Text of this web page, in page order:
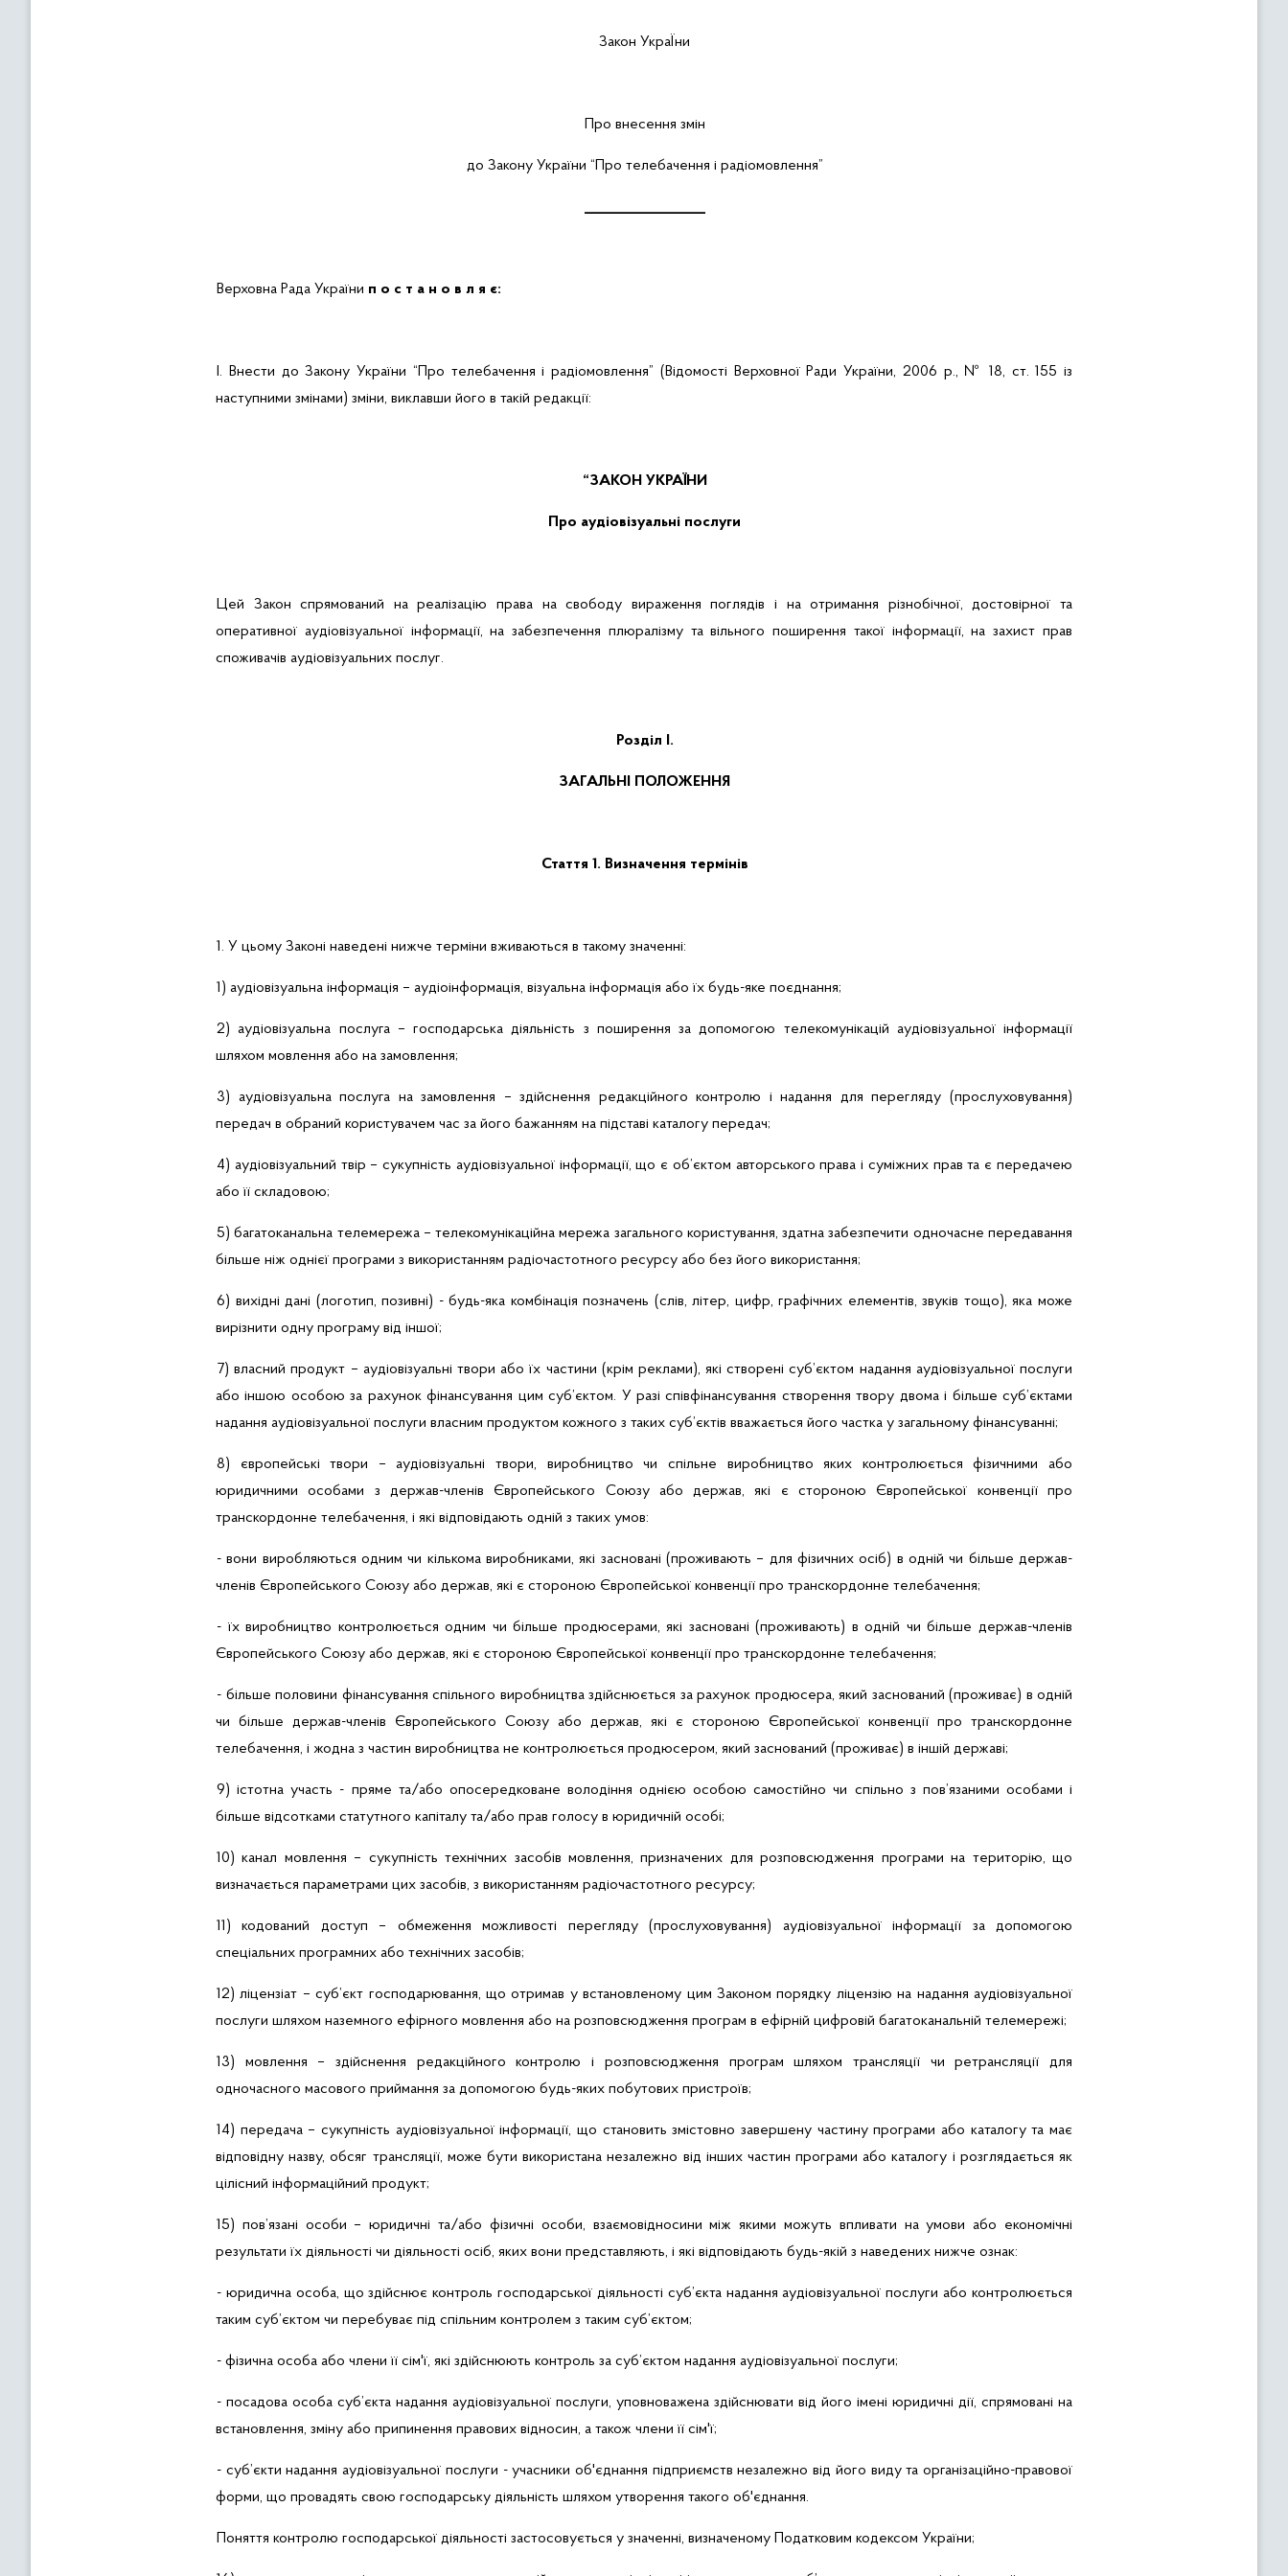
Закон УкраЇни
Про внесення змін
до Закону України “Про телебачення і радіомовлення”
Верховна Рада України п о с т а н о в л я є:
I. Внести до Закону України “Про телебачення і радіомовлення” ( Відомості Верховної Ради України, 2006 р., № 18, ст. 155 із
наступними змінами) зміни, виклавши його в такій редакції:
“ЗАКОН УКРАЇНИ
Про аудіовізуальні послуги
Цей Закон спрямований на реалізацію права на свободу вираження поглядів і на отримання різнобічної, достовірної та
оперативної аудіовізуальної інформації, на забезпечення плюралізму та вільного поширення такої інформації, на захист прав
споживачів аудіовізуальних послуг.
Розділ I.
ЗАГАЛЬНІ ПОЛОЖЕННЯ
Стаття 1. Визначення термінів
1. У цьому Законі наведені нижче терміни вживаються в такому значенні:
1) аудіовізуальна інформація – аудіоінформація, візуальна інформація або їх будь-яке поєднання;
2) аудіовізуальна послуга – господарська діяльність з поширення за допомогою телекомунікацій аудіовізуальної інформації
шляхом мовлення або на замовлення;
3) аудіовізуальна послуга на замовлення – здійснення редакційного контролю і надання для перегляду (прослуховування)
передач в обраний користувачем час за його бажанням на підставі каталогу передач;
4) аудіовізуальний твір – сукупність аудіовізуальної інформації, що є об’єктом авторського права і суміжних прав та є передачею
або її складовою;
5) багатоканальна телемережа –телекомунікаційна мережа загального користування, здатна забезпечити одночасне передавання
більше ніж однієї програми з використанням радіочастотного ресурсу або без його використання;
6) вихідні дані (логотип, позивні) - будь-яка комбінація позначень (слів, літер, цифр, графічних елементів, звуків тощо), яка може
вирізнити одну програму від іншої;
7) власний продукт – аудіовізуальні твори або їх частини (крім реклами), які створені суб’єктом надання аудіовізуальної послуги
або іншою особою за рахунок фінансування цим суб’єктом. У разіспівфінансування створення твору двома і більше суб’єктами
надання аудіовізуальної послуги власним продуктом кожного з таких суб’єктів вважається його частка у загальному фінансуванні;
8) європейські твори – аудіовізуальні твори, виробництво чи спільне виробництво яких контролюється фізичними або
юридичними особами з держав-членів Європейського Союзу або держав, які є стороною Європейської конвенції про
транскордонне телебачення, і які відповідають одній з таких умов:
- вони виробляються одним чи кількома виробниками, які засновані (проживають – для фізичних осіб) в одній чи більше держав-
членів Європейського Союзу або держав, які є стороною Європейської конвенції про транскордонне телебачення;
- їх виробництво контролюється одним чи більше продюсерами, які засновані (проживають) в одній чи більше держав-членів
Європейського Союзу або держав, які є стороною Європейської конвенції про транскордонне телебачення;
- більше половини фінансування спільного виробництва здійснюється за рахунок продюсера, який заснований (проживає) в одній
чи більше держав-членів Європейського Союзу або держав, які є стороною Європейської конвенції про транскордонне
телебачення, і жодна з частин виробництва не контролюється продюсером, який заснований (проживає) в іншій державі;
9) істотна участь - пряме та/або опосередковане володіння однією особою самостійно чи спільно з пов’язаними особами і
більше відсотками статутного капіталу та/або прав голосу в юридичній особі;
10) канал мовлення – сукупність технічних засобів мовлення, призначених для розповсюдження програми на територію, що
визначається параметрами цих засобів, з використанням радіочастотного ресурсу;
11) кодований доступ – обмеження можливості перегляду (прослуховування) аудіовізуальної інформації за допомогою
спеціальних програмних або технічних засобів;
12) ліцензіат – суб’єкт господарювання, що отримав у встановленому цим Законом порядку ліцензію на надання аудіовізуальної
послуги шляхом наземного ефірного мовлення або на розповсюдження програм в ефірній цифровій багатоканальній телемережі;
13) мовлення – здійснення редакційного контролю і розповсюдження програм шляхом трансляції чи ретрансляції для
одночасного масового приймання за допомогою будь-яких побутових пристроїв;
14) передача – сукупність аудіовізуальної інформації, що становить змістовно завершену частину програми або каталогу та має
відповідну назву, обсяг трансляції, може бути використана незалежно від інших частин програми або каталогу і розглядається як
цілісний інформаційний продукт;
15) пов’язані особи – юридичні та/або фізичні особи, взаємовідносини між якими можуть впливати на умови або економічні
результати їх діяльності чи діяльності осіб, яких вони представляють, і які відповідають будь-якій з наведених нижче ознак:
- юридична особа, що здійснює контроль господарської діяльності суб’єкта надання аудіовізуальної послуги або контролюється
таким суб’єктом чи перебуває під спільним контролем з таким суб’єктом;
- фізична особа або члени її сім'ї, які здійснюють контроль за суб’єктом надання аудіовізуальної послуги;
- посадова особа суб’єкта надання аудіовізуальної послуги, уповноважена здійснювати від його імені юридичні дії, спрямовані на
встановлення, зміну або припинення правових відносин, а також члени її сім'ї;
- суб’єкти надання аудіовізуальної послуги - учасники об'єднання підприємств незалежно від його виду та організаційно-правової
форми, що провадять свою господарську діяльність шляхом утворення такого об'єднання.
Поняття контролю господарської діяльності застосовується у значенні, визначеному Податковим кодексом України;